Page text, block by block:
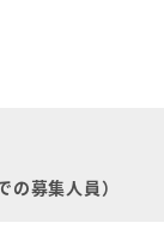
募集人員）